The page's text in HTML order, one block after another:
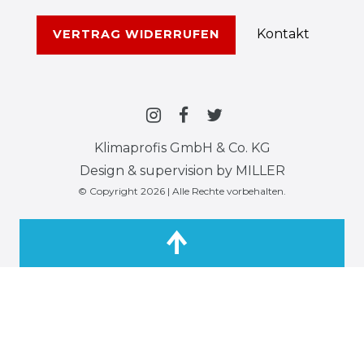
VERTRAG WIDERRUFEN Kontakt
Klimaprofis GmbH & Co. KG
Design & supervision by MILLER
© Copyright 2026 | Alle Rechte vorbehalten.